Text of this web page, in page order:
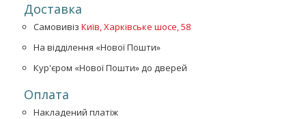
Доставка
Самовивіз Київ, Харківське шосе, 58
На відділення «Нової Пошти»
Кур'єром «Нової Пошти» до дверей
Оплата
Накладений платіж